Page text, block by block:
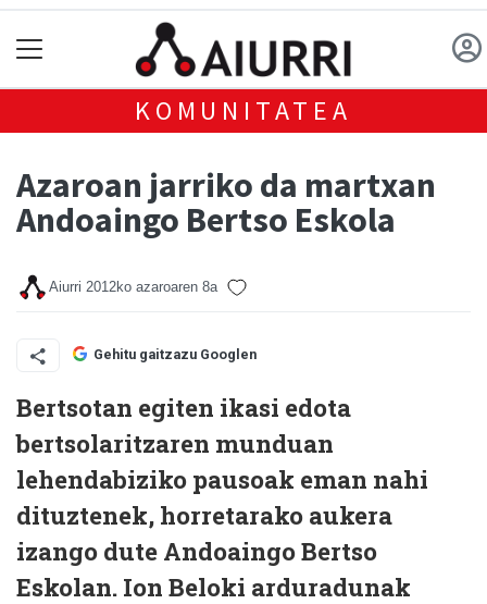
KOMUNITATEA
Azaroan jarriko da martxan
Andoaingo Bertso Eskola
Aiurri 2012ko azaroaren 8a
Gehitu gaitzazu Googlen
Bertsotan egiten ikasi edota
bertsolaritzaren munduan
lehendabiziko pausoak eman nahi
dituztenek, horretarako aukera
izango dute Andoaingo Bertso
Eskolan. Ion Beloki arduradunak